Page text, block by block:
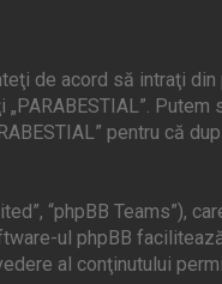
de acord să intraţi
pentru că
“phpBB Teams”),
ul phpBB
al conţinutului